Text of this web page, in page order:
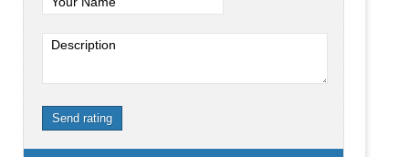
Description
Send rating